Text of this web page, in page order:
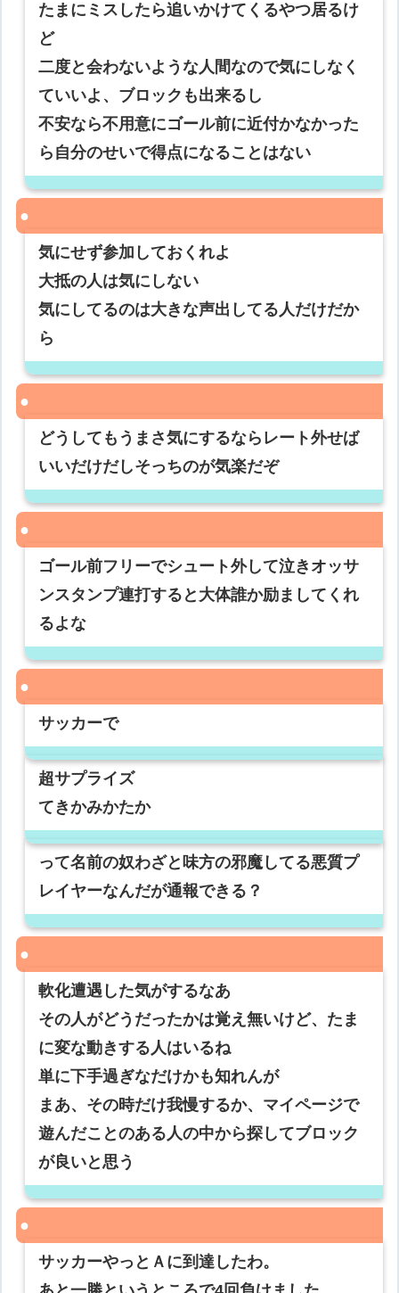
たまにミスしたら追いかけてくるやつ居るけ
ど
二度と会わないような人間なので気にしなく
ていいよ、ブロックも出来るし
不安なら不用意にゴール前に近付かなかった
ら自分のせいで得点になることはない
気にせず参加しておくれよ
大抵の人は気にしない
気にしてるのは大きな声出してる人だけだか
ら
どうしてもうまさ気にするならレート外せば
いいだけだしそっちのが気楽だぞ
ゴール前フリーでシュート外して泣きオッサ
ンスタンプ連打すると大体誰か励ましてくれ
るよな
サッカーで
超サプライズ
てきかみかたか
って名前の奴わざと味方の邪魔してる悪質プ
レイヤーなんだが通報できる？
軟化遭遇した気がするなあ
その人がどうだったかは覚え無いけど、たま
に変な動きする人はいるね
単に下手過ぎなだけかも知れんが
まあ、その時だけ我慢するか、マイページで
遊んだことのある人の中から探してブロック
が良いと思う
サッカーやっとＡに到達したわ。